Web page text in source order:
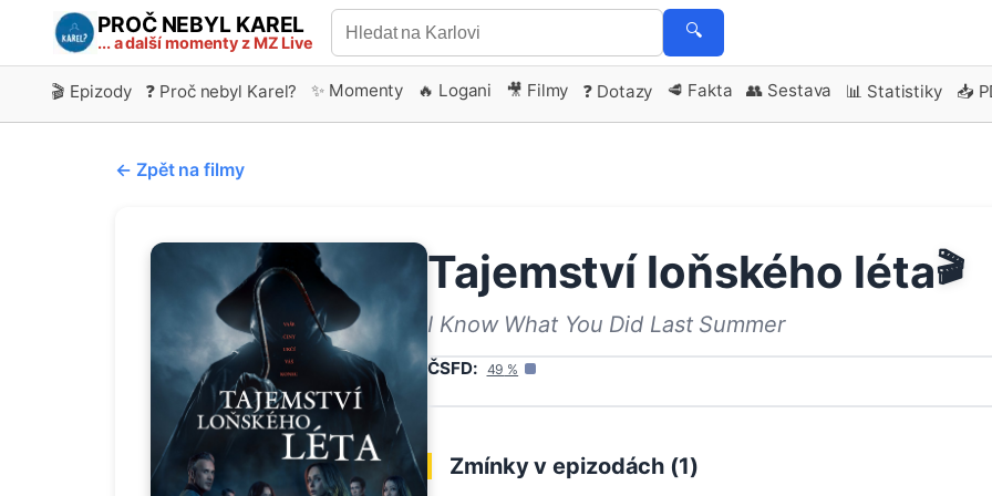
PROČ NEBYL KAREL
... a další momenty z MZ Live
🔍
🎬 Epizody ❓ Proč nebyl Karel? ✨ Momenty 🔥 Logani 🎥 Filmy ❓ Dotazy 🥩 Fakta 👥 Sestava 📊 Statistiky 📥
← Zpět na filmy
Tajemství loňského léta🎬
I Know What You Did Last Summer
ČSFD: 49 %
Zmínky v epizodách (1)